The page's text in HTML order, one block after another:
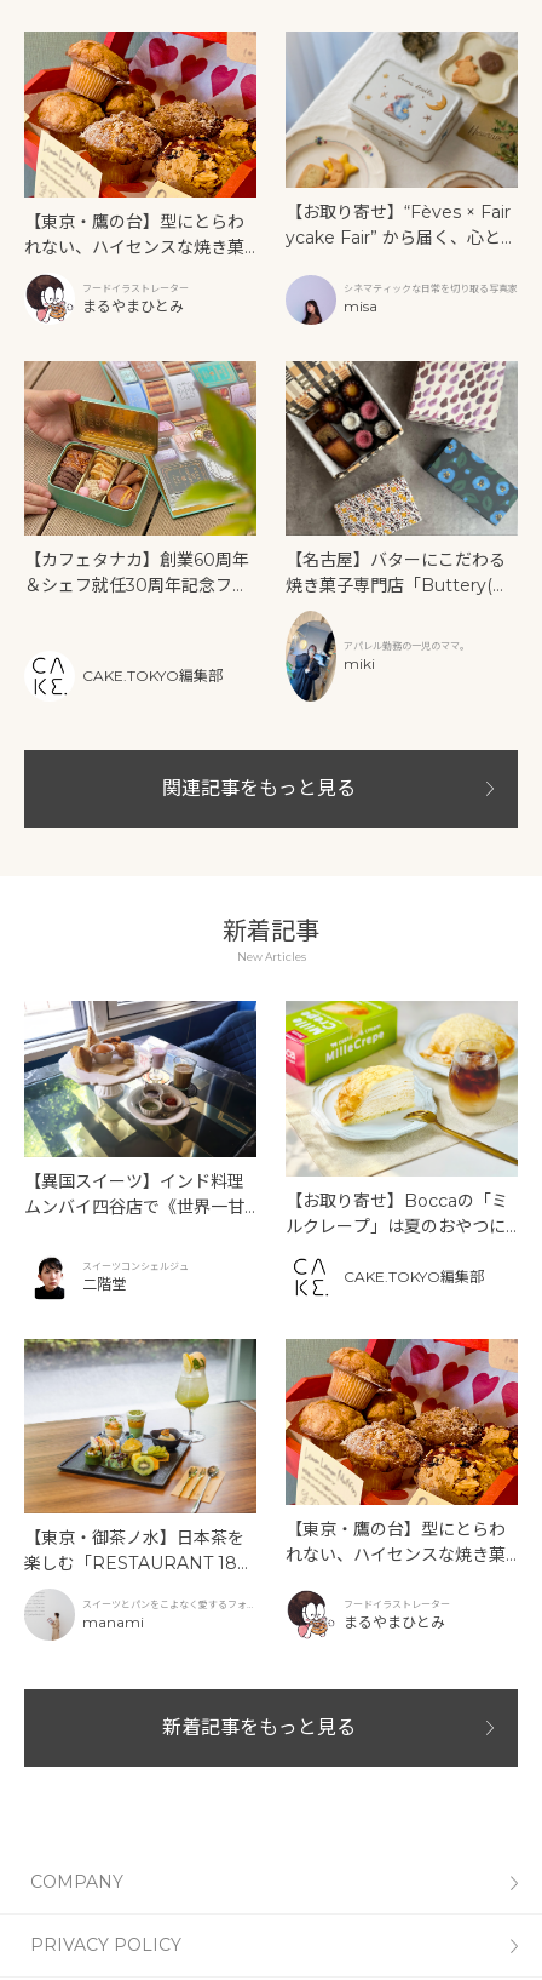
【東京・鷹の台】型にとらわ
れない、ハイセンスな焼き菓
子「SUN3C（サンサンク）」
フードイラストレーター
まるやまひとみ
【お取り寄せ】“Fèves × Fair
ycake Fair” から届く、心とき
ケット缶」シネマティックな日常を切り取る写真家
misa
【カフェタナカ】創業60周年
＆シェフ就任30周年記念フォ
CAKE.TOKYO編集部
【名古屋】バターにこだわる
焼き菓子専門店「Buttery(バ
タリー)」
アパレル勤務の一児のママ。
miki
関連記事をもっと見る
新着記事
New Articles
【異国スイーツ】インド料理
ムンバイ四谷店で《世界一甘
ー》を味わうスイーツコンシェルジュ
二階堂
【お取り寄せ】Boccaの「ミ
ルクレープ」は夏のおやつに
CAKE.TOKYO編集部
【東京・御茶ノ水】日本茶を
楽しむ「RESTAURANT 189
9 OCHANOMIZU」の抹茶ア
フタヌーンティーと新作クリ
ームソーダ
スイーツとパンをこよなく愛するフォト
グラファー
manami
【東京・鷹の台】型にとらわ
れない、ハイセンスな焼き菓
フードイラストレーター
まるやまひとみ
新着記事をもっと見る
COMPANY
PRIVACY POLICY